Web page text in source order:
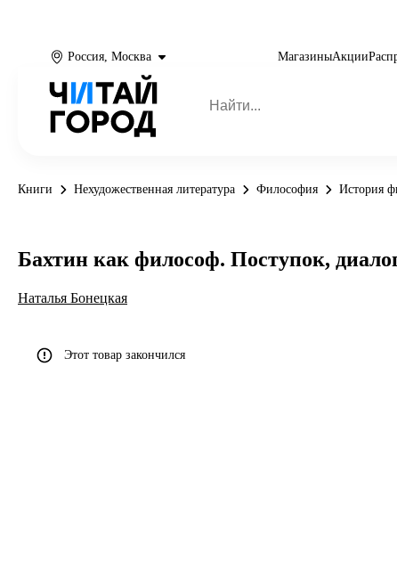
Россия, Москва МагазиныАкции
Книги Нехудожественная литература Философия История
Бахтин как философ. Поступок,
Наталья Бонецкая
Этот товар закончился